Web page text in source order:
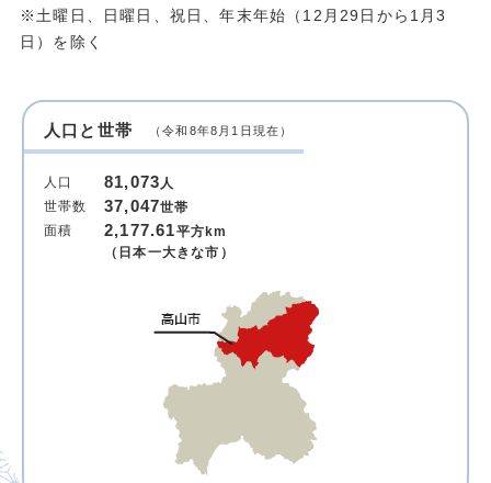
※土曜日、日曜日、祝日、年末年始（12月29日から1月3
日）を除く
人口と世帯 （令和8年8月1日現在）
人口 81,073人
世帯数
37,047世帯
面積
2,177.61平方km
（日本一大きな市）